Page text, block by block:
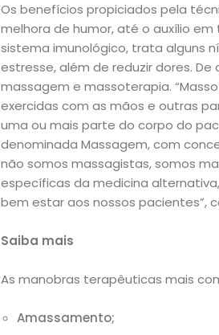
Início
Academia
Beleza
Bora
lá!
Casa
e
Decoração
Os benefícios propiciados pela
melhora de humor, até o auxílio
sistema imunológico, trata alguns
estresse, além de reduzir dores.
massagem e massoterapia.
exercidas com as mãos e outras
uma ou mais parte do corpo do
denominada Massagem, com
não somos massagistas, somos
específicas da medicina
bem estar aos nossos pacientes”,
Saiba mais
As manobras terapêuticas mais
Amassamento;